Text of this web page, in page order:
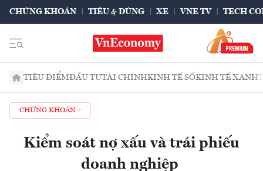
CHỨNG KHOÁN TIÊU & DÙNG XE VNE TV TECH
TIÊU ĐIỂMĐẦU TƯTÀI CHÍNHKINH TẾ SỐKINH TẾ XANH
CHỨNG KHOÁN
Kiểm soát nợ xấu và trái phiếu
doanh nghiệp